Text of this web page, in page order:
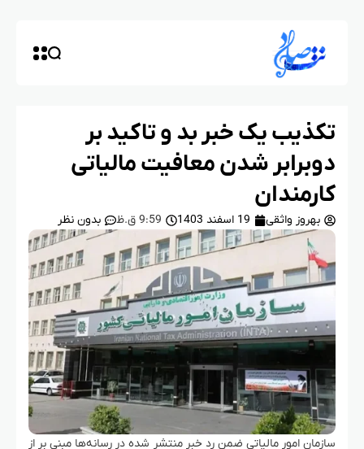
تکذیب یک خبر بد و تاکید بر
دوبرابر شدن معافیت مالیاتی
کارمندان
بهروز واثقی 19 اسفند 1403 9:59 ق.ظ بدون نظر
سازمان امور مالیاتی ضمن رد خبر منتشر شده در رسانه‌ها مبنی بر از